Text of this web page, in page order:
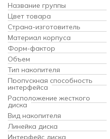
Название группы
Цвет товара
Страна-изготовитель
Материал корпуса
Форм-фактор
Объем
Тип накопителя
Пропускная способность
интерфейса
Расположение жесткого
диска
Вид накопителя
Линейка диска
Интерфейс диска